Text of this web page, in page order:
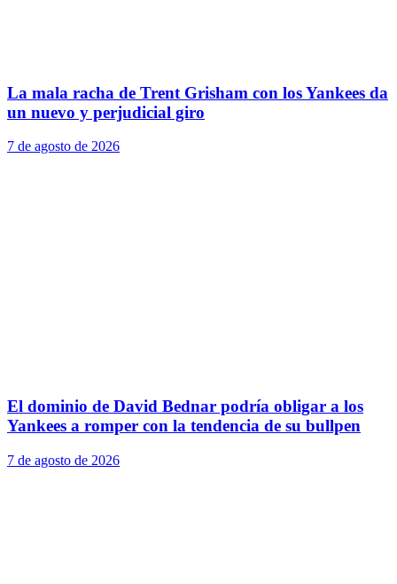
La mala racha de Trent Grisham con los Yankees da
un nuevo y perjudicial giro
7 de agosto de 2026
El dominio de David Bednar podría obligar a los
Yankees a romper con la tendencia de su bullpen
7 de agosto de 2026